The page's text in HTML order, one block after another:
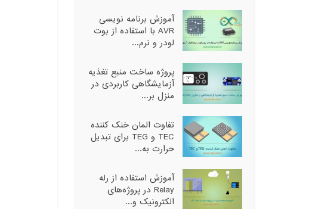
آموزش برنامه نویسی
AVR با استفاده از بوت
لودر و نرم...
پروژه ساخت منبع تغذیه
آزمایشگاهی کاربردی در
منزل بر...
تفاوت المان خنک کننده
TEC و TEG برای تبدیل
حرارت به...
آموزش استفاده از رله
Relay در پروژه‌های
الکترونیک و...